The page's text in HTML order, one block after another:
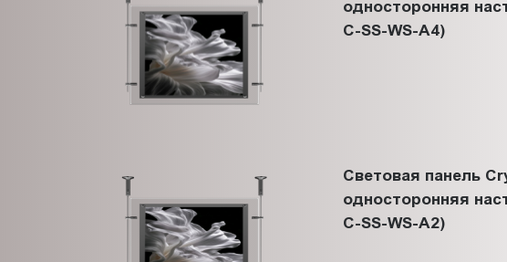
односторонняя
C-SS-WS-A4)
Световая панель
односторонняя
C-SS-WS-A2)